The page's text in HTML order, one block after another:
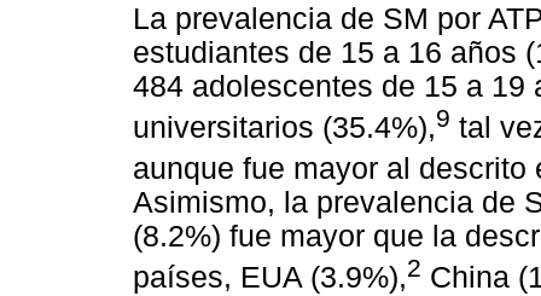
La prevalencia de SM por
estudiantes de 15 a 16 años
484 adolescentes de 15 a 19
universitarios (35.4%),9 tal
aunque fue mayor al descrito
Asimismo, la prevalencia de
(8.2%) fue mayor que la
países, EUA (3.9%),2 China